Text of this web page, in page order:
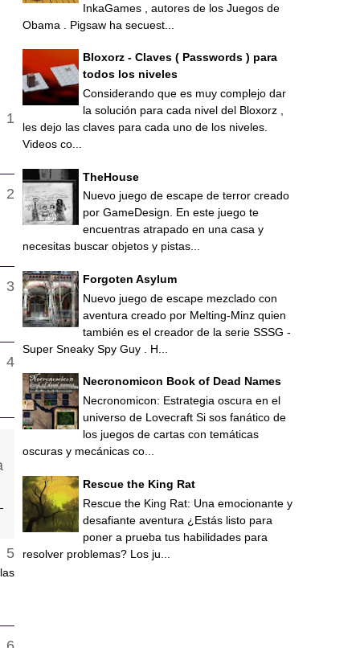
InkaGames , autores de los Juegos de
Obama . Pigsaw ha secuest...
Bloxorz - Claves ( Passwords ) para
todos los niveles
Considerando que es muy complejo dar
la solución para cada nivel del Bloxorz ,
les dejo las claves para cada uno de los niveles.
Videos co...
TheHouse
Nuevo juego de escape de terror creado
por GameDesign. En este juego te
encuentras atrapado en una casa y
necesitas buscar objetos y pistas...
Forgoten Asylum
Nuevo juego de escape mezclado con
aventura creado por Melting-Minz quien
también es el creador de la serie SSSG -
Super Sneaky Spy Guy . H...
Necronomicon Book of Dead Names
Necronomicon: Estrategia oscura en el
universo de Lovecraft Si sos fanático de
los juegos de cartas con temáticas
oscuras y mecánicas co...
Rescue the King Rat
Rescue the King Rat: Una emocionante y
desafiante aventura ¿Estás listo para
poner a prueba tus habilidades para
resolver problemas? Los ju...